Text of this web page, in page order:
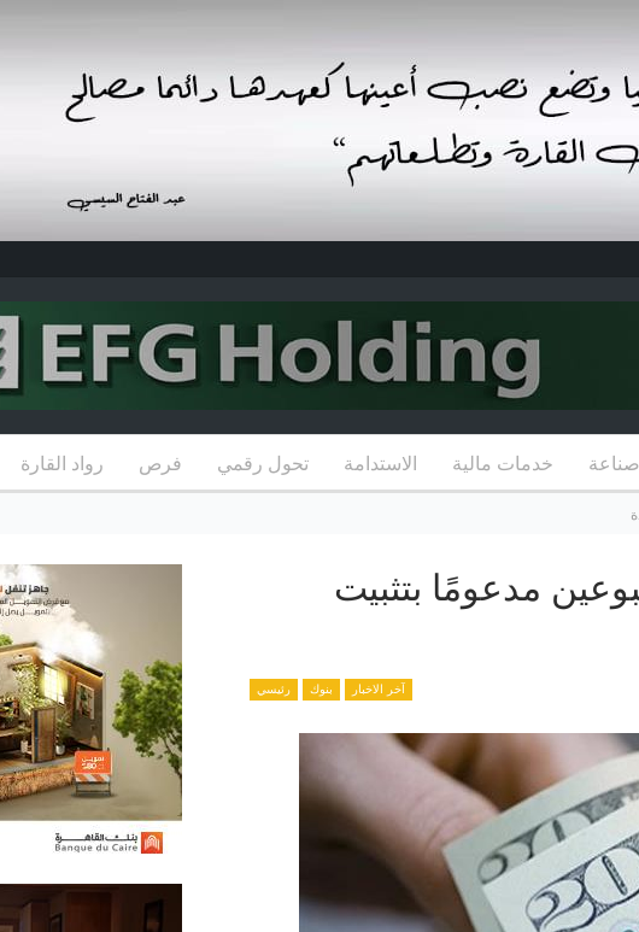
صناعة خدمات مالية الاستدامة تحول رقمي فرص رواد القارة
مدعومًا بتثبيت
آخر الاخبار بنوك رئيسي